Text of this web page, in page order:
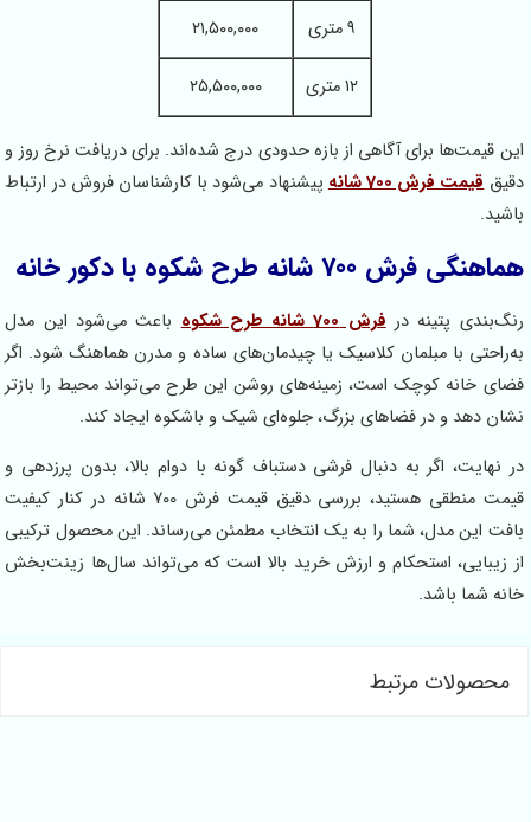
۹ متری ۲۱,۵۰۰,۰۰۰
۱۲ متری ۲۵,۵۰۰,۰۰۰
این قیمت‌ها برای آگاهی از بازه حدودی درج شده‌اند. برای دریافت نرخ روز و
دقیققیمت فرش 700 شانه
پیشنهاد می‌شود با کارشناسان فروش در ارتباط
باشید.
هماهنگی فرش 700 شانه طرح شکوه با دکور خانه
رنگ‌بندی پتینه درفرش 700 شانه طرح شکوه
باعث می‌شود این مدل
به‌راحتی با مبلمان کلاسیک یا چیدمان‌های ساده و مدرن هماهنگ شود. اگر
فضای خانه کوچک است، زمینه‌های روشن این طرح می‌تواند محیط را بازتر
نشان دهد و در فضاهای بزرگ، جلوه‌ای شیک و باشکوه ایجاد کند.
در نهایت، اگر به دنبال فرشی دستباف گونه با دوام بالا، بدون پرزدهی و
قیمت منطقی هستید، بررسی دقیق قیمت فرش 700 شانه در کنار کیفیت
بافت این مدل، شما را به یک انتخاب مطمئن می‌رساند. این محصول ترکیبی
از زیبایی، استحکام و ارزش خرید بالا است که می‌تواند سال‌ها زینت‌بخش
خانه شما باشد.
محصولات مرتبط